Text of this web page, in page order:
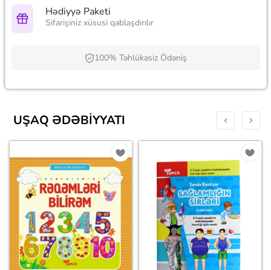
Hədiyyə Paketi
Sifarişiniz xüsusi qablaşdırılır
100% Təhlükəsiz Ödəniş
UŞAQ ƏDƏBIYYATI